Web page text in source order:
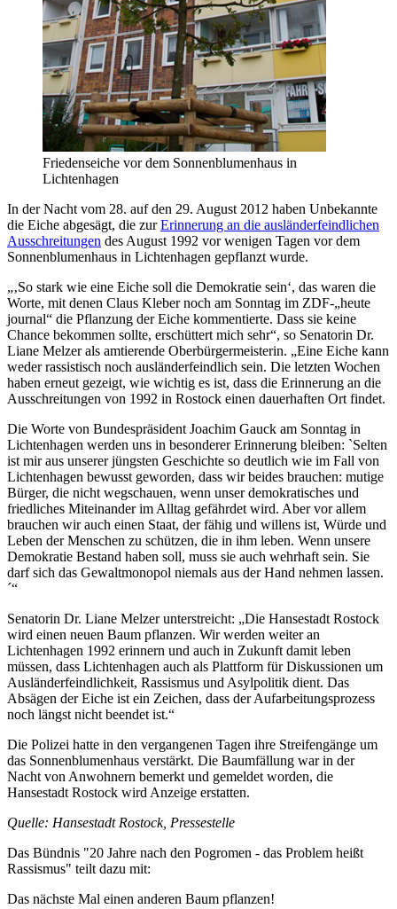
Friedenseiche vor dem Sonnenblumenhaus in
Lichtenhagen
In der Nacht vom 28. auf den 29. August 2012 haben Unbekannte
die Eiche abgesägt, die zurErinnerung an die ausländerfeindlichen
Ausschreitungen des August 1992 vor wenigen Tagen vor dem
Sonnenblumenhaus in Lichtenhagen gepflanzt wurde.
„‚So stark wie eine Eiche soll die Demokratie sein‘, das waren die
Worte, mit denen Claus Kleber noch am Sonntag im ZDF-„heute
journal“ die Pflanzung der Eiche kommentierte. Dass sie keine
Chance bekommen sollte, erschüttert mich sehr“, so Senatorin Dr.
Liane Melzer als amtierende Oberbürgermeisterin. „Eine Eiche kann
weder rassistisch noch ausländerfeindlich sein. Die letzten Wochen
haben erneut gezeigt, wie wichtig es ist, dass die Erinnerung an die
Ausschreitungen von 1992 in Rostock einen dauerhaften Ort findet.
Die Worte von Bundespräsident Joachim Gauck am Sonntag in
Lichtenhagen werden uns in besonderer Erinnerung bleiben: `Selten
ist mir aus unserer jüngsten Geschichte so deutlich wie im Fall von
Lichtenhagen bewusst geworden, dass wir beides brauchen: mutige
Bürger, die nicht wegschauen, wenn unser demokratisches und
friedliches Miteinander im Alltag gefährdet wird. Aber vor allem
brauchen wir auch einen Staat, der fähig und willens ist, Würde und
Leben der Menschen zu schützen, die in ihm leben. Wenn unsere
Demokratie Bestand haben soll, muss sie auch wehrhaft sein. Sie
darf sich das Gewaltmonopol niemals aus der Hand nehmen lassen.
´“
Senatorin Dr. Liane Melzer unterstreicht: „Die Hansestadt Rostock
wird einen neuen Baum pflanzen. Wir werden weiter an
Lichtenhagen 1992 erinnern und auch in Zukunft damit leben
müssen, dass Lichtenhagen auch als Plattform für Diskussionen um
Ausländerfeindlichkeit, Rassismus und Asylpolitik dient. Das
Absägen der Eiche ist ein Zeichen, dass der Aufarbeitungsprozess
noch längst nicht beendet ist.“
Die Polizei hatte in den vergangenen Tagen ihre Streifengänge um
das Sonnenblumenhaus verstärkt. Die Baumfällung war in der
Nacht von Anwohnern bemerkt und gemeldet worden, die
Hansestadt Rostock wird Anzeige erstatten.
Quelle: Hansestadt Rostock, Pressestelle
Das Bündnis "20 Jahre nach den Pogromen - das Problem heißt
Rassismus" teilt dazu mit:
Das nächste Mal einen anderen Baum pflanzen!